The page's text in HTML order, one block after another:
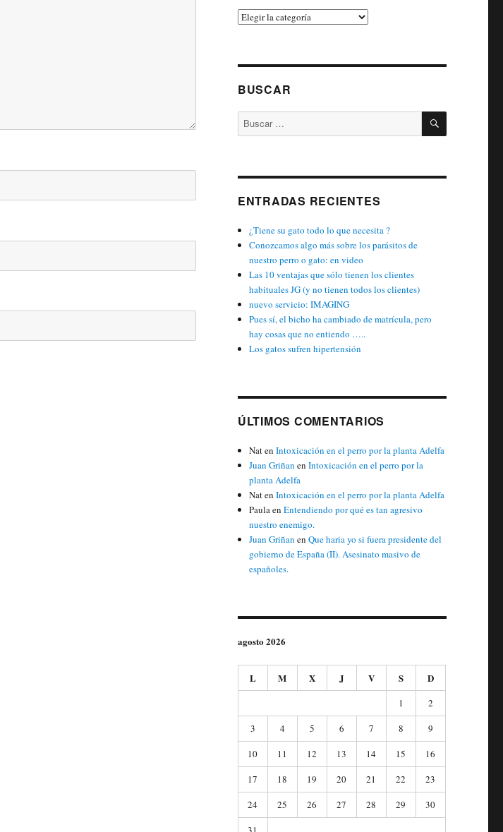
Categorías
BUSCAR
Buscar
por:
BUSCAR
ENTRADAS RECIENTES
¿Tiene su gato todo lo que necesita ?
Conozcamos algo más sobre los parásitos de
nuestro perro o gato: en video
Las 10 ventajas que sólo tienen los clientes
habituales JG (y no tienen todos los clientes)
nuevo servicio: IMAGING
Pues sí, el bicho ha cambiado de matrícula, pero
hay cosas que no entiendo …..
Los gatos sufren hipertensión
ÚLTIMOS COMENTARIOS
NatenIntoxicación en el perro por la planta Adelfa
Juan Griñan enIntoxicación en el perro por la
planta Adelfa
NatenIntoxicación en el perro por la planta Adelfa
PaulaenEntendiendo por qué es tan agresivo
nuestro enemigo.
Juan Griñan enQue haria yo si fuera presidente del
gobierno de España (II). Asesinato masivo de
españoles.
agosto 2026
L M X J V S D
1
2
3
4 5 6 7 8
9
10
11 12 13 14 15
16
17
18 19 20 21 22
23
24
25 26 27 28 29
30